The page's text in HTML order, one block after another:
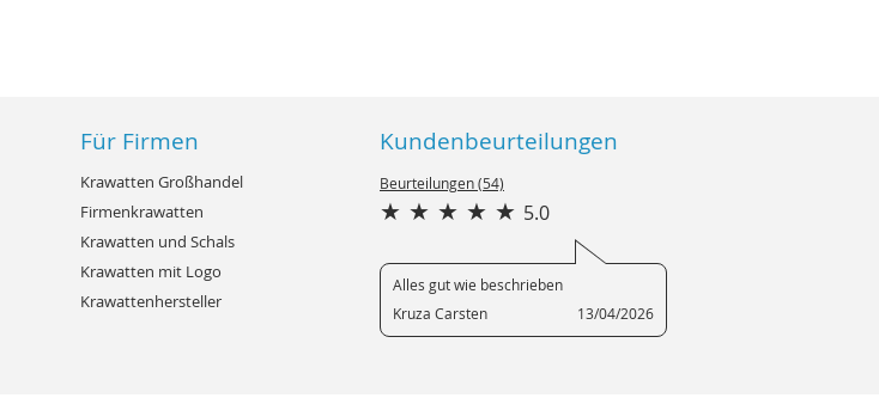
Für Firmen
Krawatten Großhandel
Firmenkrawatten
Krawatten und Schals
Krawatten mit Logo
Krawattenhersteller
Kundenbeurteilungen
Beurteilungen (54)
5.0
Alles gut wie beschrieben
Kruza Carsten
13/04/2026